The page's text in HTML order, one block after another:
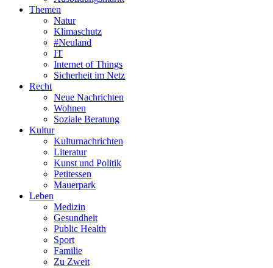
Themen
Natur
Klimaschutz
#Neuland
IT
Internet of Things
Sicherheit im Netz
Recht
Neue Nachrichten
Wohnen
Soziale Beratung
Kultur
Kulturnachrichten
Literatur
Kunst und Politik
Petitessen
Mauerpark
Leben
Medizin
Gesundheit
Public Health
Sport
Familie
Zu Zweit